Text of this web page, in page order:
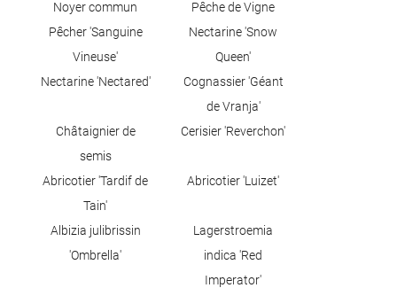
Noyer commun
Pêche de Vigne
Pêcher 'Sanguine
Vineuse'
Nectarine 'Snow
Queen'
Nectarine 'Nectared'
Cognassier 'Géant
de Vranja'
Châtaignier de
semis
Cerisier 'Reverchon'
Abricotier 'Tardif de
Tain'
Abricotier 'Luizet'
Albizia julibrissin
'Ombrella'
Lagerstroemia
indica 'Red
Imperator'